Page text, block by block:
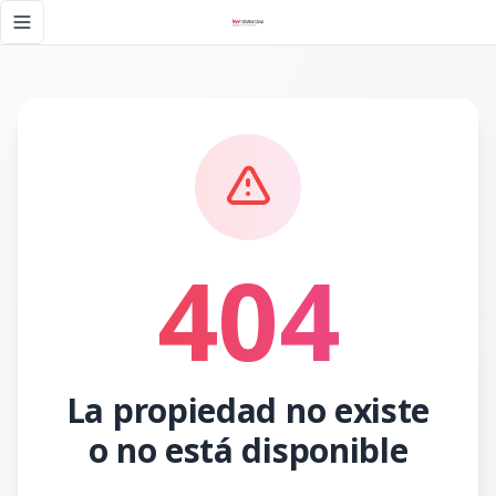
Toggle navigation menu
404
La propiedad no existe
o no está disponible
Página no encontrada - KW DOMINICANA